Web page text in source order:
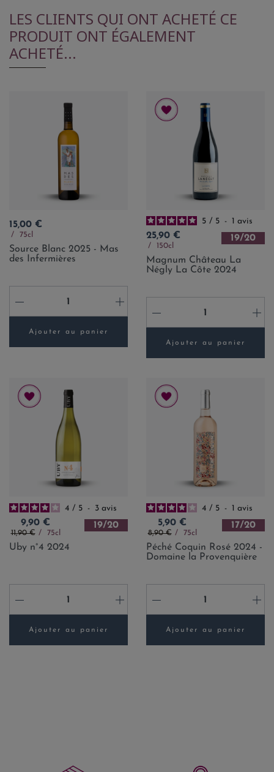
LES CLIENTS QUI ONT ACHETÉ CE
PRODUIT ONT ÉGALEMENT
ACHETÉ...
Prix
15,00 €
75cl
Source Blanc 2025 - Mas
des Infermières
- +
Ajouter au panier
5 / 5 - 1 avis
Prix
25,90 €
150cl
19/20
Magnum Château La
Négly La Côte 2024
- +
Ajouter au panier
4 / 5 - 3 avis
Prix
9,90 €
Prix de base
11,90 € 75cl
19/20
Uby n°4 2024
- +
Ajouter au panier
4 / 5 - 1 avis
Prix
5,90 €
Prix de base
8,90 € 75cl
17/20
Péché Coquin Rosé 2024 -
Domaine la Provenquière
- +
Ajouter au panier